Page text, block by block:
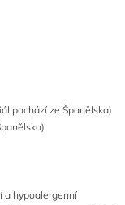
pochází ze Španělska)
a hypoalergenní